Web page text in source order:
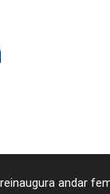
andar
vencedores do